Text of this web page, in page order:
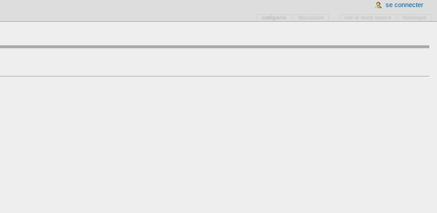
catégorie discussion voir le texte source historique
se connecter